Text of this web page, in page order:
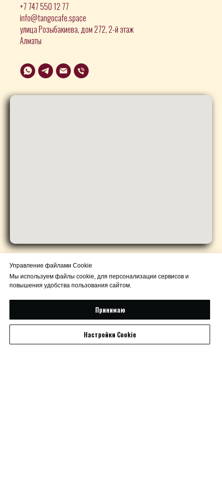
+7 747 550 12 77
info@tangocafe.space
улица Розыбакиева, дом 272, 2-й этаж
Алматы
Управление файлами Cookie
Мы используем файлы cookie, для персонализации сервисов и
повышения удобства пользования сайтом.
Принимаю
Настройки Cookie